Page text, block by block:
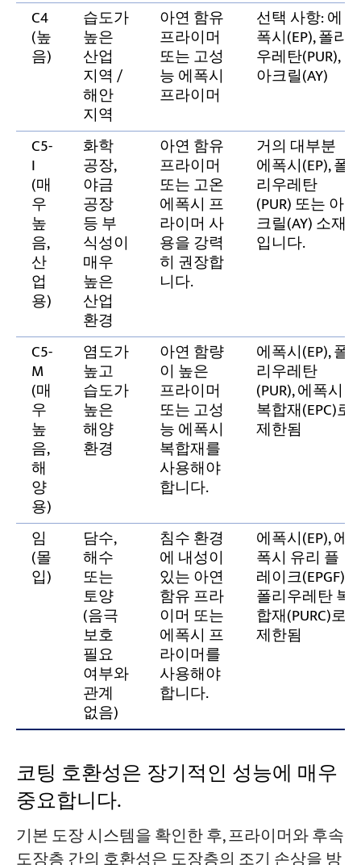
C4
(높
음)
습도가
높은
산업
지역 /
해안
지역
아연 함유
프라이머
또는 고성
능 에폭시
프라이머
선택 사항: 에
폭시(EP), 폴리
우레탄(PUR),
아크릴(AY)
C5-
I
(매
우
높
음,
산
업
용)
화학
공장,
야금
공장
등 부
식성이
매우
높은
산업
환경
아연 함유
프라이머
또는 고온
에폭시 프
라이머 사
용을 강력
히 권장합
니다.
거의 대부분
에폭시(EP), 폴
리우레탄
(PUR) 또는 아
크릴(AY) 소재
입니다.
C5-
M
(매
우
높
음,
해
양
용)
염도가
높고
습도가
높은
해양
환경
아연 함량
이 높은
프라이머
또는 고성
능 에폭시
복합재를
사용해야
합니다.
에폭시(EP), 폴
리우레탄
(PUR), 에폭시
복합재(EPC)로
제한됨
임
(몰
입)
담수,
해수
또는
토양
(음극
보호
필요
여부와
관계
없음)
침수 환경
에 내성이
있는 아연
함유 프라
이머 또는
에폭시 프
라이머를
사용해야
합니다.
에폭시(EP), 에
폭시 유리 플
레이크(EPGF),
폴리우레탄 복
합재(PURC)로
제한됨
코팅 호환성은 장기적인 성능에 매우
중요합니다.
기본 도장 시스템을 확인한 후, 프라이머와 후속